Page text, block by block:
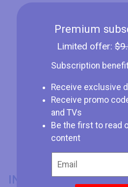
Premium
Limited offer:
Subscription
Receive exclusive
Receive promo
and TVs
Be the first to read
content
INFORMAZIONI